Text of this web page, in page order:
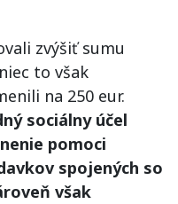
zvýšiť sumu
to však
na 250 eur.
sociálny účel
pomoci
spojených so
však